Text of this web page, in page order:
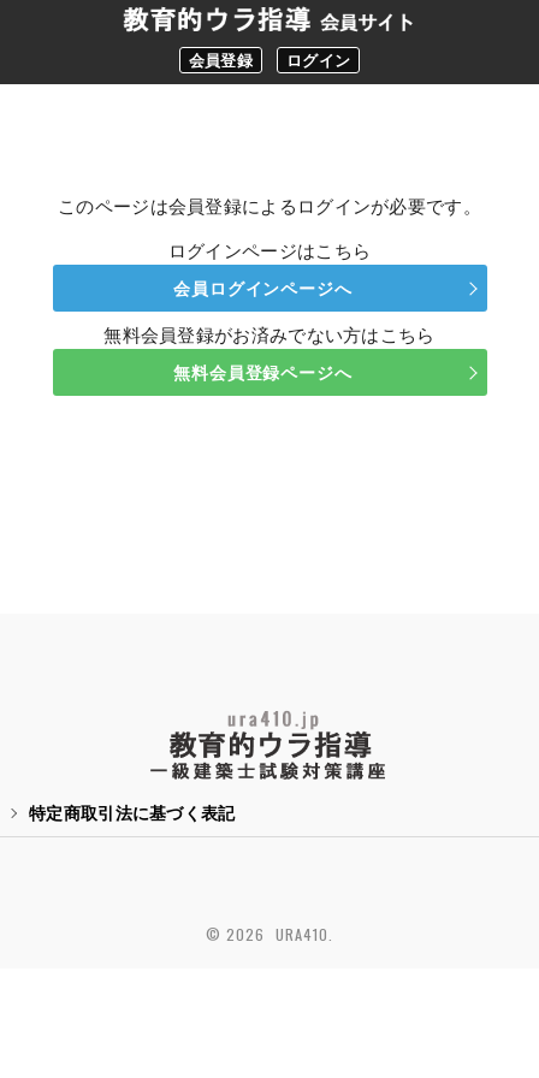
会員登録 ログイン
このページは会員登録によるログインが必要です。
ログインページはこちら
会員ログインページへ
無料会員登録がお済みでない方はこちら
無料会員登録ページへ
特定商取引法に基づく表記
© 2026 URA410.